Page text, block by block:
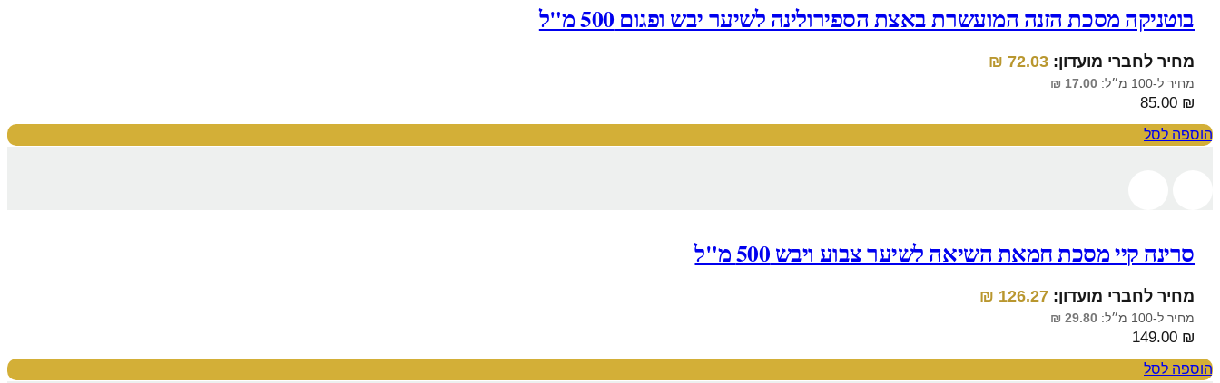
הוספה לסל
בוטניקה מסכת הזנה המועשרת באצת הספירולינה לשיער יבש ופגום 500 מ"ל
מחיר לחברי מועדון: 72.03
₪
מחיר ל-100 מ״ל: 17.00
₪
85.00 ₪
הוספה לסל
סרינה קיי מסכת חמאת השיאה לשיער צבוע ויבש 500 מ"ל
מחיר לחברי מועדון: 126.27
₪
מחיר ל-100 מ״ל: 29.80
₪
149.00 ₪